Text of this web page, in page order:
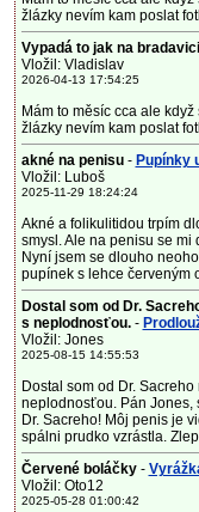
žlázky nevím kam poslat
Vypadá to jak na bradavici
Vložil: Vladislav
2026-04-13 17:54:25
Mám to měsíc cca ale
žlázky nevím kam poslat
akné na penisu- Pupínky
Vložil: Luboš
2025-11-29 18:24:24
Akné a folikulitidou trpím
smysl. Ale na penisu se
Nyní jsem se dlouho
pupínek s lehce červeným
Dostal som od Dr.
s neplodnosťou.-
Vložil: Jones
2025-08-15 14:55:53
Dostal som od Dr.
neplodnosťou. Pán Jones,
Dr. Sacreho! Môj penis je
spálni prudko vzrástla.
Červené boláčky -
Vložil: Oto12
2025-05-28 01:00:42